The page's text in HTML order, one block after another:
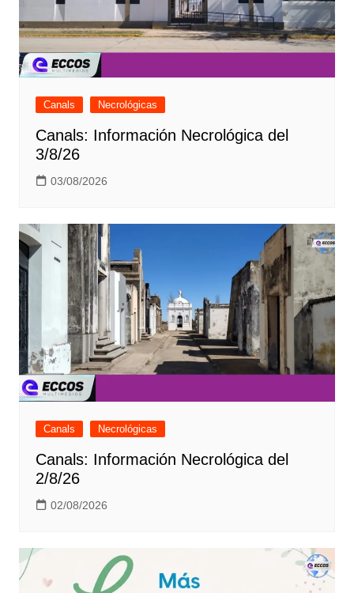
Canals Necrológicas
Canals: Información Necrológica del
3/8/26
03/08/2026
Canals Necrológicas
Canals: Información Necrológica del
2/8/26
02/08/2026